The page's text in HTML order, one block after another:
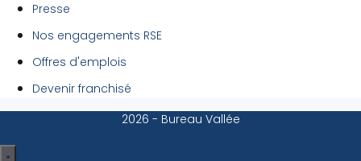
Presse
Nos engagements RSE
Offres d'emplois
Devenir franchisé
2026 - Bureau Vallée